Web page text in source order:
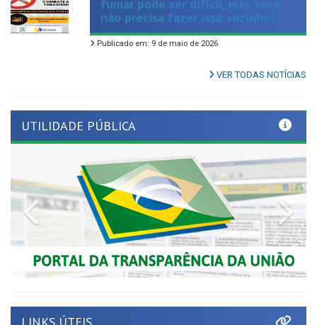
Publicado em: 9 de maio de 2026
VER TODAS NOTÍCIAS
Previous